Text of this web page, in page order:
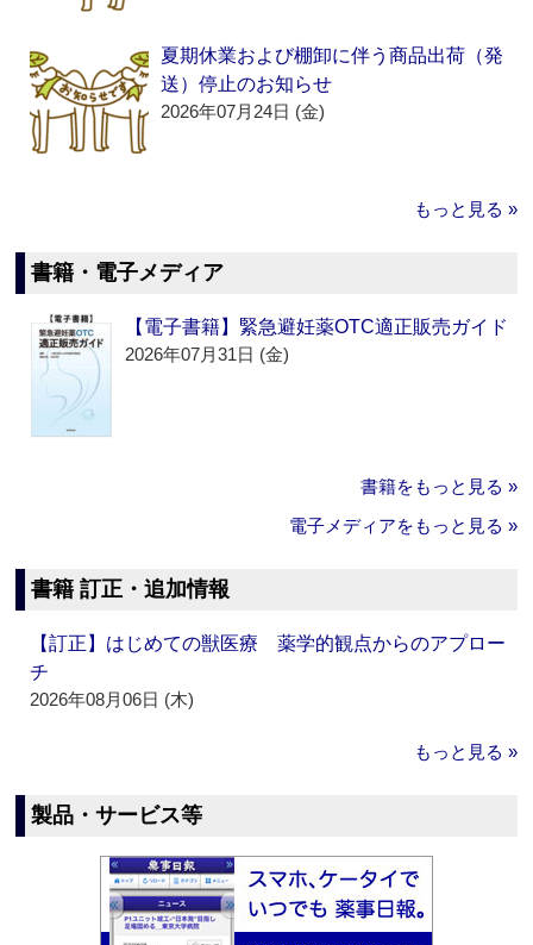
夏期休業および棚卸に伴う商品出荷（発
送）停止のお知らせ
2026年07月24日 (金)
もっと見る »
書籍・電子メディア
【電子書籍】緊急避妊薬OTC適正販売ガイド
2026年07月31日 (金)
書籍をもっと見る »
電子メディアをもっと見る »
書籍 訂正・追加情報
【訂正】はじめての獣医療 薬学的観点からのアプロー
チ
2026年08月06日 (木)
もっと見る »
製品・サービス等